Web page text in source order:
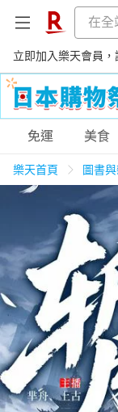
立即加入樂天會員，
購物網分類
天天免運
居家生活
女裝
免運 美食
樂天首頁 圖書